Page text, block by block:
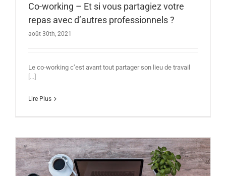
Co-working – Et si vous partagiez votre
repas avec d’autres professionnels ?
août 30th, 2021
Le co-working c’est avant tout partager son lieu de travail
[...]
Lire Plus